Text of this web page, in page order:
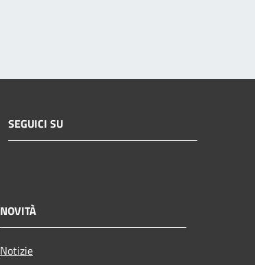
SEGUICI SU
NOVITÀ
Notizie